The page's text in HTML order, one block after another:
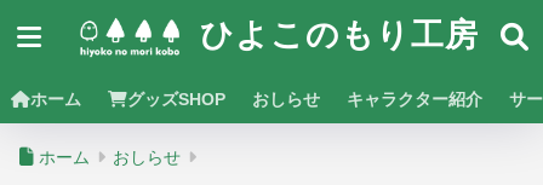
ひよこのもり工房
ホーム グッズSHOP おしらせ キャラクター紹介 サ
ホーム おしらせ